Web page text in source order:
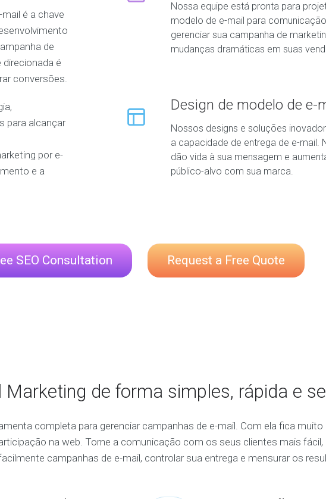
é a chave
de
é
conversões.
para alcançar
por e-
e a
Nossa equipe está pronta para
modelo de e-mail para
gerenciar sua campanha de
mudanças dramáticas em suas
Design de modelo de e-
Nossos designs e soluções
a capacidade de entrega de e-mail.
dão vida à sua mensagem e
público-alvo com sua marca.
SEO Consultation Request a Free Quote
de forma simples, rápida e
completa para gerenciar campanhas de e-mail. Com ela fica
na web. Torne a comunicação com os seus clientes mais
campanhas de e-mail, controlar sua entrega e mensurar os